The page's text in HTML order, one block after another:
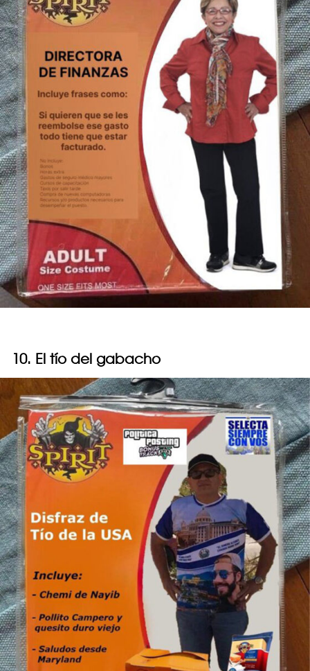
10. El tío del gabacho